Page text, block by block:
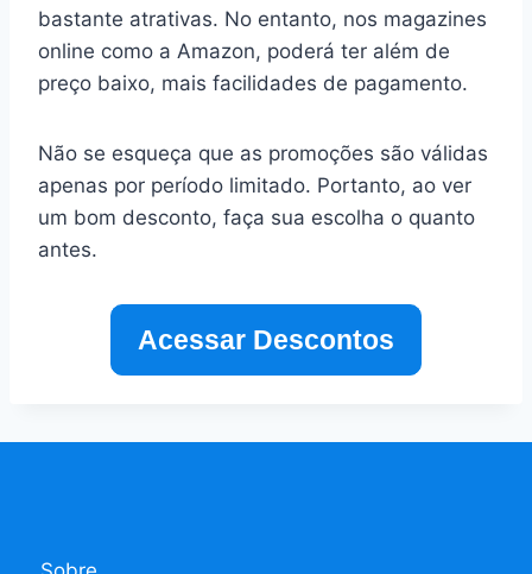
bastante atrativas. No entanto, nos magazines
online como a Amazon, poderá ter além de
preço baixo, mais facilidades de pagamento.
Não se esqueça que as promoções são válidas
apenas por período limitado. Portanto, ao ver
um bom desconto, faça sua escolha o quanto
antes.
Acessar Descontos